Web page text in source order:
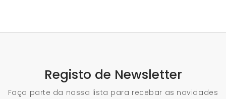
Registo de Newsletter
Faça parte da nossa lista para recebar as novidades